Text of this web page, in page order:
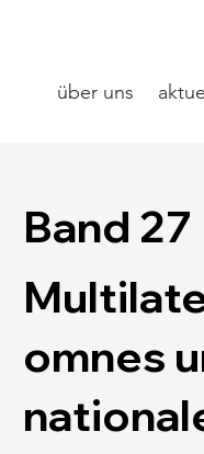
über uns
Band 27
omnes